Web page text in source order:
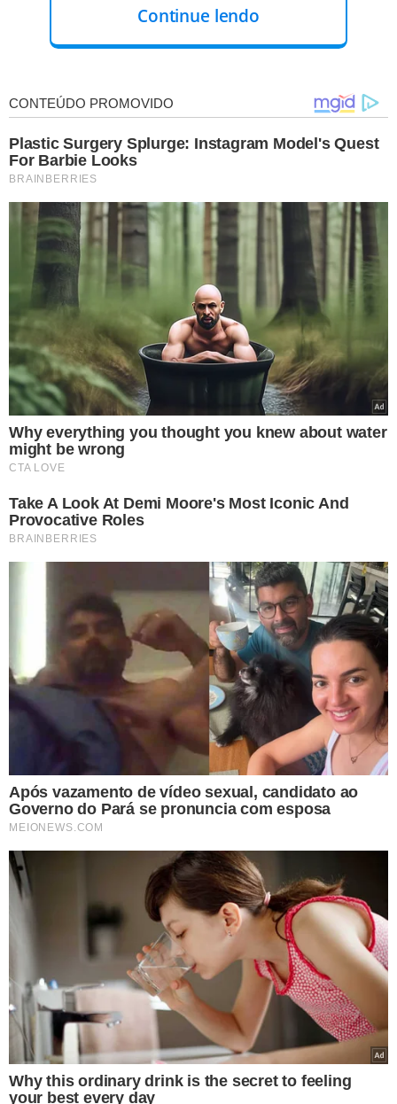
A família registrou um boletim de ocorrência na terça-
feira (16). De acordo com a irmã na época, Juan não tinha
o hábito de sair sem avisar.
A Ordem dos Advogados do Brasil – Seção Goiás (OAB-GO)
expressa seu mais profundo pesar pelo falecimento do
advogado Juan Danker Rocha Faria (OAB nº 61.745), de 27
anos, que estava desaparecido desde a última segunda-feira
(15 de setembro).
Sua partida precoce interrompe uma trajetória profissional
que estava em construção e deixa uma lacuna irreparável
junto à família, aos amigos e aos colegas de profissão.
Neste momento de dor, a OAB-GO se solidariza com todos
que conviveram com Juan, apresentando suas condolências e
desejando que encontrem conforto e força para enfrentar esta
perda.
TÓPICOS
Continue lendo